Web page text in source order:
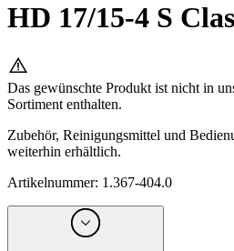
HD 17/15-4 S
Das gewünschte Produkt ist nicht in
Sortiment enthalten.
Zubehör, Reinigungsmittel und
weiterhin erhältlich.
Artikelnummer: 1.367-404.0